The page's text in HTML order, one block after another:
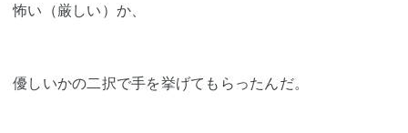
怖い（厳しい）か、
優しいかの二択で手を挙げてもらったんだ。